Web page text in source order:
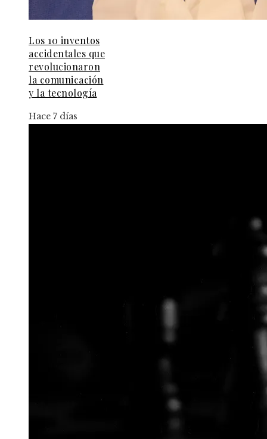
Los 10 inventos
accidentales que
revolucionaron
la comunicación
y la tecnología
Hace 7 días